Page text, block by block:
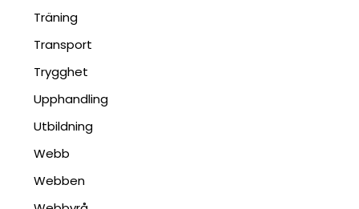
Träning
Transport
Trygghet
Upphandling
Utbildning
Webb
Webben